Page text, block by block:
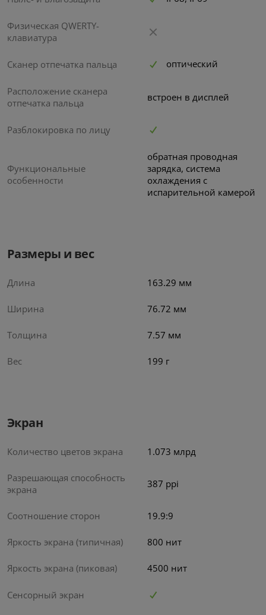
Физическая QWERTY-
клавиатура
Сканер отпечатка пальца оптический
Расположение сканера
отпечатка пальца
встроен в дисплей
Разблокировка по лицу
Функциональные
особенности
обратная проводная
зарядка, система
охлаждения с
испарительной камерой
Размеры и вес
Длина 163.29 мм
Ширина 76.72 мм
Толщина 7.57 мм
Вес 199 г
Экран
Количество цветов экрана 1.073 млрд
Разрешающая способность
экрана
387 ppi
Соотношение сторон 19.9:9
Яркость экрана (типичная) 800 нит
Яркость экрана (пиковая) 4500 нит
Сенсорный экран